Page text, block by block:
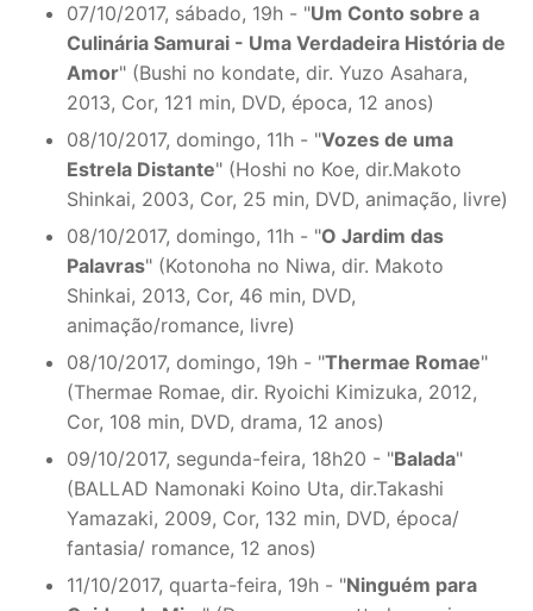
07/10/2017, sábado, 19h - "Um Conto sobre a
Culinária Samurai - Uma Verdadeira História de
Amor" (Bushi no kondate, dir. Yuzo Asahara,
2013, Cor, 121 min, DVD, época, 12 anos)
08/10/2017, domingo, 11h - "Vozes de uma
Estrela Distante" (Hoshi no Koe, dir.Makoto
Shinkai, 2003, Cor, 25 min, DVD, animação, livre)
08/10/2017, domingo, 11h - "O Jardim das
Palavras" (Kotonoha no Niwa, dir. Makoto
Shinkai, 2013, Cor, 46 min, DVD,
animação/romance, livre)
08/10/2017, domingo, 19h - "Thermae Romae"
(Thermae Romae, dir. Ryoichi Kimizuka, 2012,
Cor, 108 min, DVD, drama, 12 anos)
09/10/2017, segunda-feira, 18h20 - "Balada"
(BALLAD Namonaki Koino Uta, dir.Takashi
Yamazaki, 2009, Cor, 132 min, DVD, época/
fantasia/ romance, 12 anos)
11/10/2017, quarta-feira, 19h - "Ninguém para